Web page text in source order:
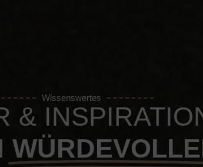
Wissenswertes
&